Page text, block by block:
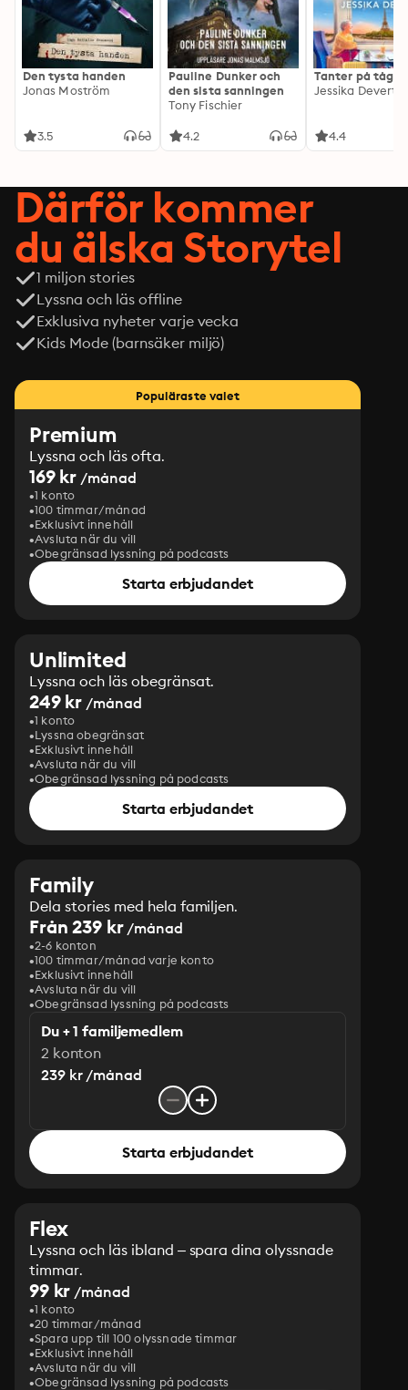
Den tysta handen
Jonas Moström
3.5
Pauline Dunker och
den sista sanningen
Tony Fischier
4.2
Tanter på tåg
Jessika Devert
4.4
Därför kommer
du älska Storytel
1 miljon stories
Lyssna och läs offline
Exklusiva nyheter varje vecka
Kids Mode (barnsäker miljö)
Populäraste valet
Premium
Lyssna och läs ofta.
169 kr /månad
1 konto
100 timmar/månad
Exklusivt innehåll
Avsluta när du vill
Obegränsad lyssning på podcasts
Starta erbjudandet
Unlimited
Lyssna och läs obegränsat.
249 kr /månad
1 konto
Lyssna obegränsat
Exklusivt innehåll
Avsluta när du vill
Obegränsad lyssning på podcasts
Starta erbjudandet
Family
Dela stories med hela familjen.
Från 239 kr/månad
2-6 konton
100 timmar/månad varje konto
Exklusivt innehåll
Avsluta när du vill
Obegränsad lyssning på podcasts
Du + 1 familjemedlem
2 konton
239 kr /månad
Starta erbjudandet
Flex
Lyssna och läs ibland – spara dina olyssnade
timmar.
99 kr /månad
1 konto
20 timmar/månad
Spara upp till 100 olyssnade timmar
Exklusivt innehåll
Avsluta när du vill
Obegränsad lyssning på podcasts